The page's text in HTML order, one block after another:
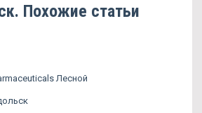
Похожие статьи
Лесной